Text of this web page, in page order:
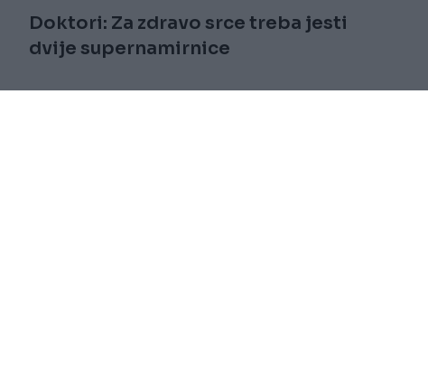
Doktori: Za zdravo srce treba jesti
dvije supernamirnice